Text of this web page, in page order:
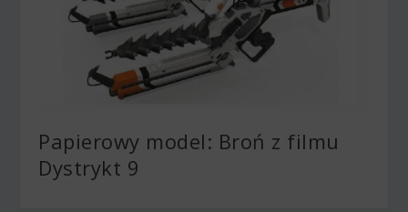
Papierowy model: Broń z filmu
Dystrykt 9